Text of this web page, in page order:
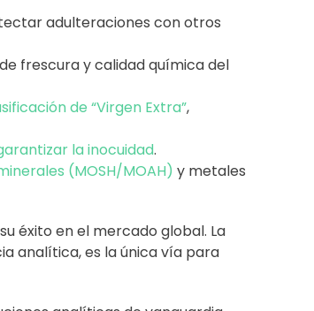
adulteraciones con otros
frescura y calidad química del
de “Virgen Extra”,
la inocuidad.
(MOSH/MOAH) y metales
éxito en el mercado global. La
analítica, es la única vía para